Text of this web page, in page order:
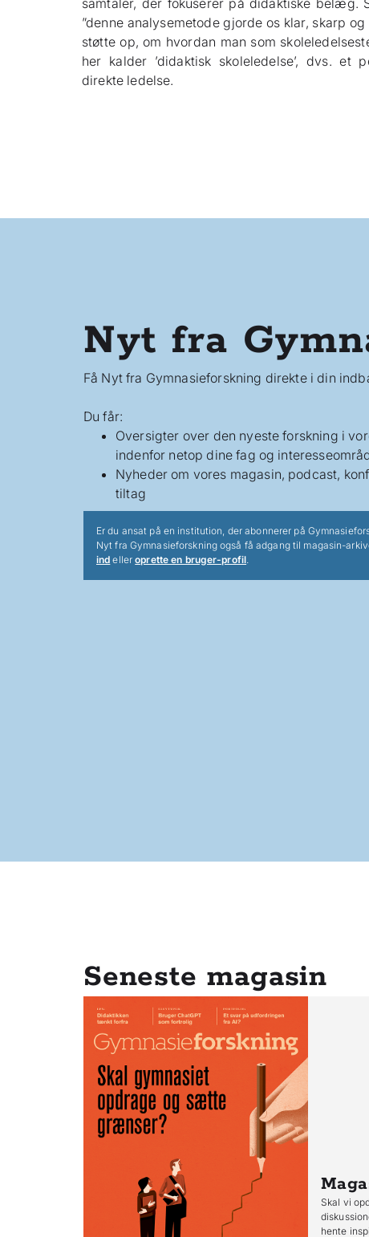
samtaler, der fokuserer på didaktiske belæg.
”denne analysemetode gjorde os klar, skarp
støtte op, om hvordan man som
her kalder ’didaktisk skoleledelse’, dvs. et
direkte ledelse.
Nyt fra
Få Nyt fra Gymnasieforskning direkte i din
Du får:
Oversigter over den nyeste forskning i
indenfor netop dine fag og
Nyheder om vores magasin, podcast,
tiltag
Er du ansat på en institution, der abonnerer på
Nyt fra Gymnasieforskning også få adgang til magasin-
ind elleroprette en bruger-profil.
Seneste magasin
Skal vi
hente